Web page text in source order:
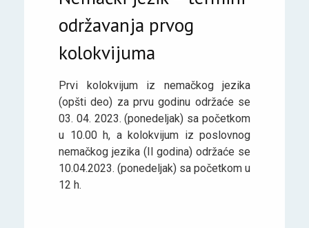
održavanja prvog
kolokvijuma
Prvi kolokvijum iz nemačkog jezika
(opšti deo) za prvu godinu održaće se
03. 04. 2023. (ponedeljak) sa početkom
u 10.00 h, a kolokvijum iz poslovnog
nemačkog jezika (II godina) održaće se
10.04.2023. (ponedeljak) sa početkom u
12 h.